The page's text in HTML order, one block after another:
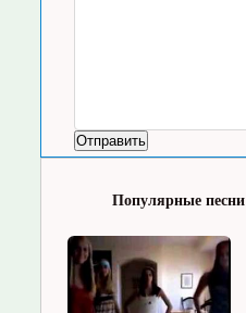
Популярные песни